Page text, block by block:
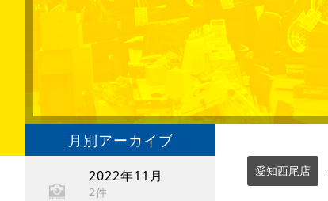
月別アーカイブ
2022年11月
2件
愛知西尾店